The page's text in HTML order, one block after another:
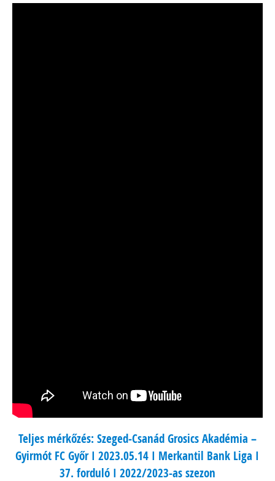
Teljes mérkőzés: Szeged-Csanád Grosics Akadémia –
Gyirmót FC Győr I 2023.05.14 I Merkantil Bank Liga I
37. forduló I 2022/2023-as szezon